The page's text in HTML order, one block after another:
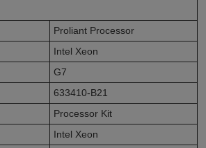
Proliant Processor
Intel Xeon
G7
633410-B21
Processor Kit
Intel Xeon